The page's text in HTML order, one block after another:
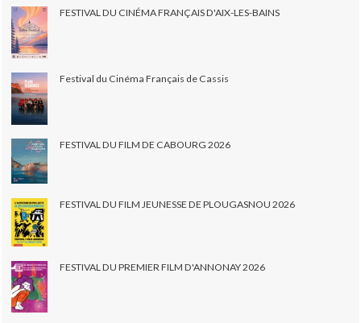
FESTIVAL DU CINÉMA FRANÇAIS D'AIX-LES-BAINS
Festival du Cinéma Français de Cassis
FESTIVAL DU FILM DE CABOURG 2026
FESTIVAL DU FILM JEUNESSE DE PLOUGASNOU 2026
FESTIVAL DU PREMIER FILM D'ANNONAY 2026